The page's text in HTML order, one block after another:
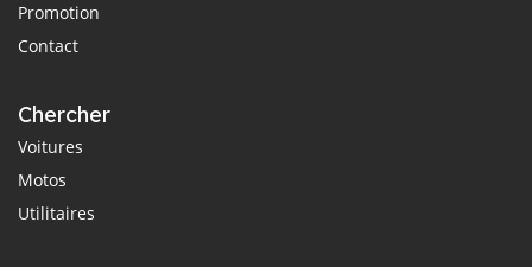
Promotion
Contact
Chercher
Voitures
Motos
Utilitaires